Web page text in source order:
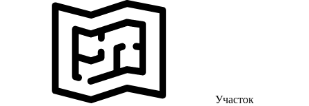
Участок